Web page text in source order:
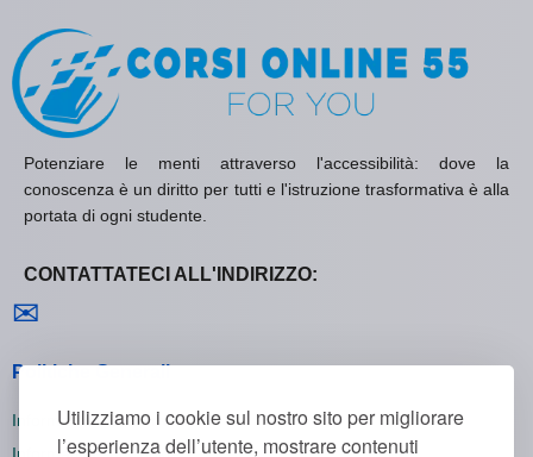
Utilizziamo i cookie sul nostro sito per migliorare
l’esperienza dell’utente, mostrare contenuti
Potenziare le menti attraverso l'accessibilità: dove la
conoscenza è un diritto per tutti e l'istruzione trasformativa è alla
portata di ogni studente.
CONTATTATECI ALL'INDIRIZZO:
✉
Politiche Generali
Informativa sulla Privacy
Informativa sui Cookie